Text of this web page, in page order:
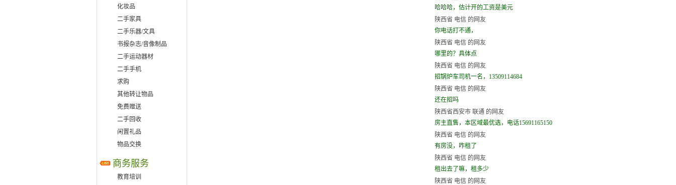
化妆品
二手家具
二手乐器/文具
书报杂志/音像制品
二手运动器材
二手手机
求购
其他转让物品
免费赠送
二手回收
闲置礼品
物品交换
商务服务
教育培训
哈哈哈，估计开的工资是美元
陕西省 电信 的网友
你电话打不通，
陕西省 电信 的网友
哪里的？具体点
陕西省 电信 的网友
招锅炉车司机一名，13509114684
陕西省 电信 的网友
还在招吗
陕西省西安市 联通 的网友
房主直售，本区域最优选，电话15691165150
陕西省 电信 的网友
有房没，咋租了
陕西省 电信 的网友
租出去了嘛，租多少
陕西省 电信 的网友